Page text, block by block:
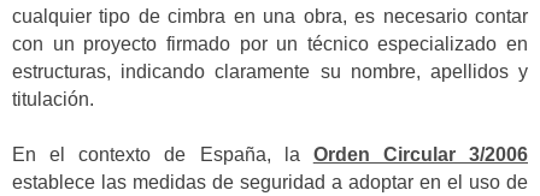
cualquier tipo de cimbra en una obra, es necesario contar
con un proyecto firmado por un técnico especializado en
estructuras, indicando claramente su nombre, apellidos y
titulación.
En el contexto de España, la Orden Circular 3/2006
establece las medidas de seguridad a adoptar en el uso de